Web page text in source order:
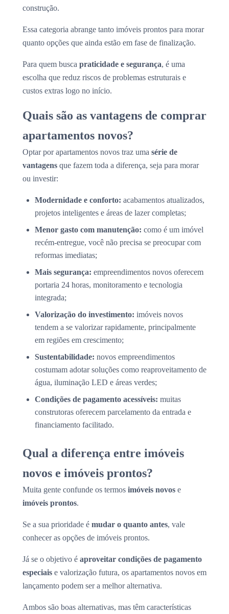
construção.
Essa categoria abrange tanto imóveis prontos para morar
quanto opções que ainda estão em fase de finalização.
Para quem busca praticidade e segurança, é uma
escolha que reduz riscos de problemas estruturais e
custos extras logo no início.
Quais são as vantagens de comprar
apartamentos novos?
Optar por apartamentos novos traz uma série de
vantagens que fazem toda a diferença, seja para morar
ou investir:
Modernidade e conforto: acabamentos atualizados,
projetos inteligentes e áreas de lazer completas;
Menor gasto com manutenção: como é um imóvel
recém-entregue, você não precisa se preocupar com
reformas imediatas;
Mais segurança: empreendimentos novos oferecem
portaria 24 horas, monitoramento e tecnologia
integrada;
Valorização do investimento: imóveis novos
tendem a se valorizar rapidamente, principalmente
em regiões em crescimento;
Sustentabilidade: novos empreendimentos
costumam adotar soluções como reaproveitamento de
água, iluminação LED e áreas verdes;
Condições de pagamento acessíveis: muitas
construtoras oferecem parcelamento da entrada e
financiamento facilitado.
Qual a diferença entre imóveis
novos e imóveis prontos?
Muita gente confunde os termos imóveis novos e
imóveis prontos.
Se a sua prioridade é mudar o quanto antes, vale
conhecer as opções de imóveis prontos.
Já se o objetivo é aproveitar condições de pagamento
especiais e valorização futura, os apartamentos novos em
lançamento podem ser a melhor alternativa.
Ambos são boas alternativas, mas têm características